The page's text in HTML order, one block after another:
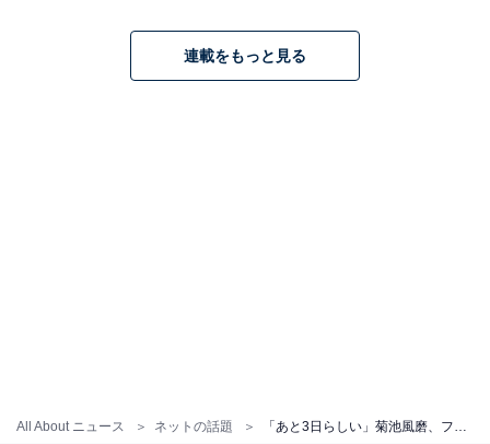
All About ニュース ネットの話題
連載をもっと見る